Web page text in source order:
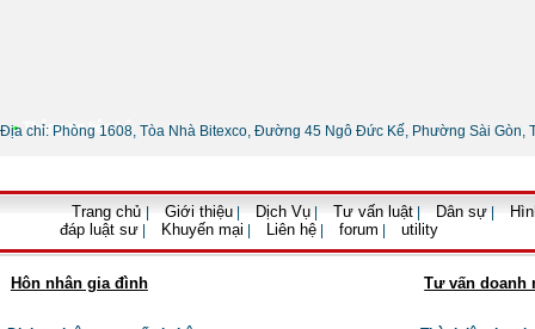
• Thông tin liên hệ
Địa chỉ: Phòng 1608, Tòa Nhà Bitexco, Đường 45 Ngô Đức Kế, Phường Sài Gòn,
Trang chủ Giới thiệu Dịch Vụ Tư vấn luật Dân sự
đáp luật sư
Khuyến mại Liên hệ forum utility
Hôn nhân gia đình Tư vấn doanh